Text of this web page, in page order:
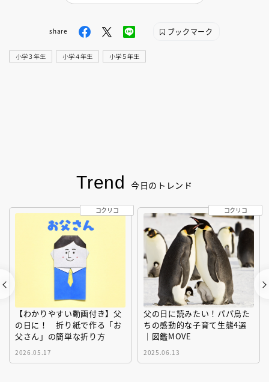
share ブックマーク
小学３年生 小学４年生 小学５年生
Trend 今日のトレンド
【わかりやすい動画付き】父
の日に！ 折り紙で作る「お
父さん」の簡単な折り方
2026.05.17
コクリコ
父の日に読みたい！パパ鳥た
ちの感動的な子育て生態4選
｜図鑑MOVE
2025.06.13
コクリコ